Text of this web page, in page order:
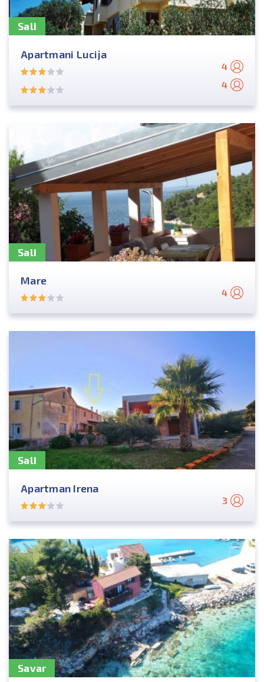
Sali
Apartmani Lucija
4
4
Sali
Mare
4
Sali
Apartman Irena
3
Savar